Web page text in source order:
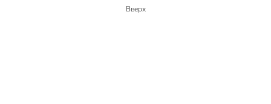
Вверх